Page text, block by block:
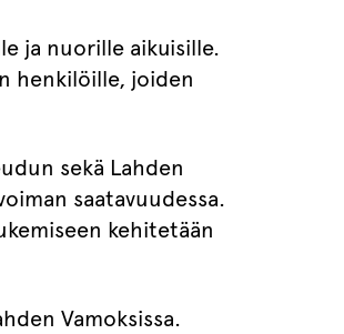
ja nuorille aikuisille.
henkilöille, joiden
sekä Lahden
saatavuudessa.
kehitetään
Vamoksissa.